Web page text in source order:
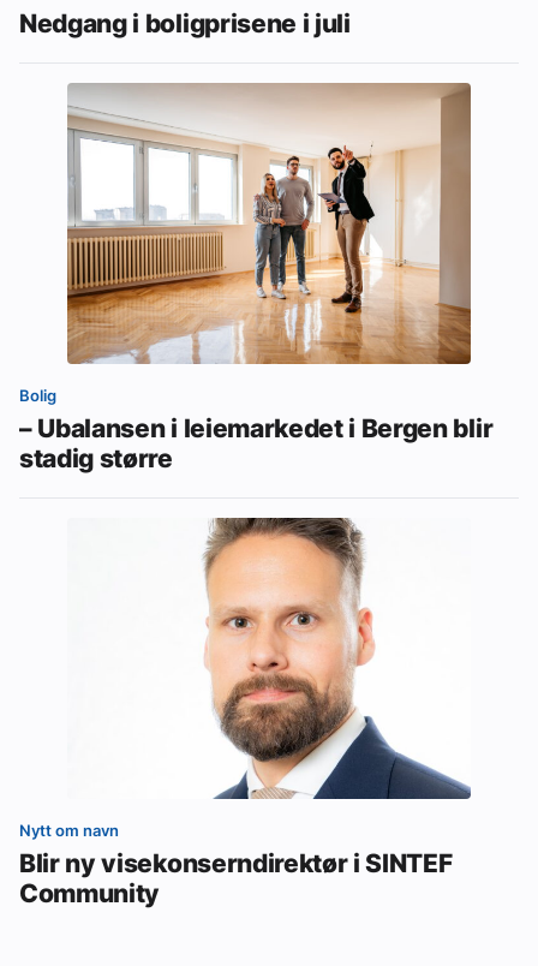
Nedgang i boligprisene i juli
Bolig
– Ubalansen i leiemarkedet i Bergen blir
stadig større
Nytt om navn
Blir ny visekonserndirektør i SINTEF
Community